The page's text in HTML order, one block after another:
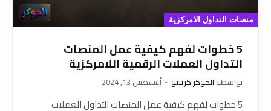
منصات التداول الامركزية
5 خطوات لفهم كيفية عمل المنصات
التداول العملات الرقمية اللامركزية
بواسطة الجوكر كريبتو أغسطس 13, 2024
5 خطوات لفهم كيفية عمل المنصات التداول العملات